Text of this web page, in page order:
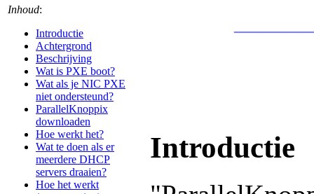
Inhoud:
Introductie
Achtergrond
Beschrijving
Wat is PXE boot?
Wat als je NIC PXE
niet ondersteund?
ParallelKnoppix
downloaden
Hoe werkt het?
Wat te doen als er
meerdere DHCP
servers draaien?
Hoe het werkt
Introductie